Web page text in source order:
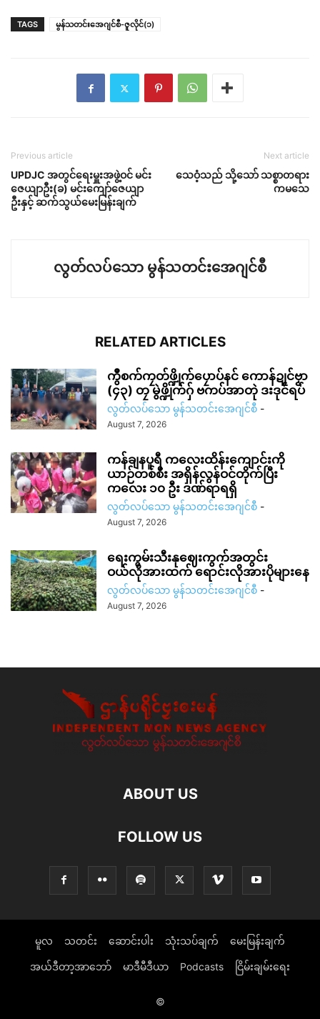
TAGS မွန်သတင်းအေဂျင်စီ-ဇူလိုင်(၁)
Previous article
UPDJC အတွင်ရေးမှူးအဖွဲ့ဝင် မင်း
ဇေယျာဦး(ခ) မင်းကျော်ဇေယျာ
ဦးနှင့် ဆက်သွယ်မေးမြန်းချက်
Next article
သေဝံ့သည် သို့သော် သစ္စာတရား
ကမသေ
လွတ်လပ်သော မွန်သတင်းအေဂျင်စီ
RELATED ARTICLES
ကွဳစက်ကၠတ်ဖ္ဍိုက်ပၠောပ်နင် ကောန်ဍုင်ဗၟာ
(၄၃) တၠ မွဲဖ္ဍိုက်ဂှ် ဗကပ်အာတုဲ ဒးဒုင်ရပ်
လွတ်လပ်သော မွန်သတင်းအေဂျင်စီ -
August 7, 2026
ကန်ချနပူရီ ကလေးထိန်းကျောင်းကို
ယာဉ်တစ်စီး အရှိန်လွန်ဝင်တိုက်ပြီး
ကလေး ၁၀ ဦး ဒဏ်ရာရရှိ
လွတ်လပ်သော မွန်သတင်းအေဂျင်စီ -
August 7, 2026
ရေးကွမ်းသီးနုဈေးကွက်အတွင်း
ဝယ်လိုအားထက် ရောင်းလိုအားပိုများနေ
လွတ်လပ်သော မွန်သတင်းအေဂျင်စီ -
August 7, 2026
ABOUT US
FOLLOW US
မူလ သတင်း ဆောင်းပါး သုံးသပ်ချက် မေးမြန်းချက်
အယ်ဒီတာ့အာဘော် မာဒီမီဒီယာ Podcasts ငြိမ်းချမ်းရေး
©